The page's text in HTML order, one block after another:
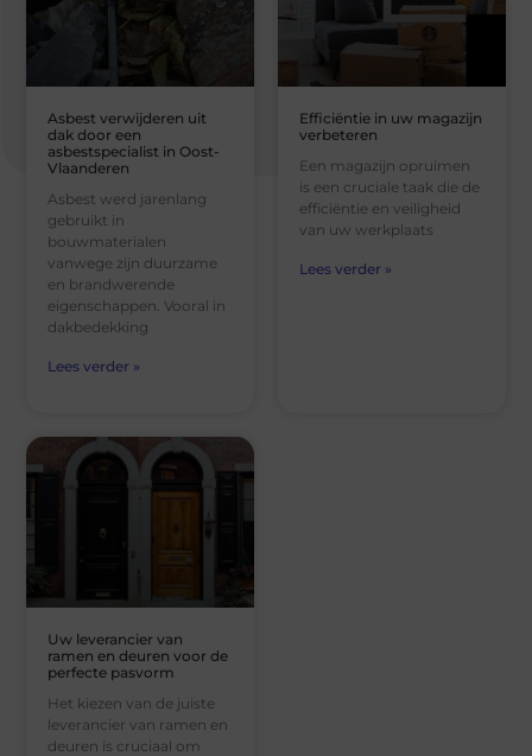
Asbest verwijderen uit
dak door een
asbestspecialist in Oost-
Vlaanderen
Asbest werd jarenlang
gebruikt in
bouwmaterialen
vanwege zijn duurzame
en brandwerende
eigenschappen. Vooral in
dakbedekking
Lees verder »
Efficiëntie in uw magazijn
verbeteren
Een magazijn opruimen
is een cruciale taak die de
efficiëntie en veiligheid
van uw werkplaats
Lees verder »
Uw leverancier van
ramen en deuren voor de
perfecte pasvorm
Het kiezen van de juiste
leverancier van ramen en
deuren is cruciaal om